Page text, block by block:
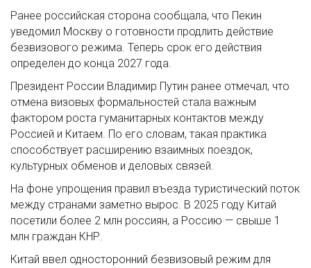
Ранее российская сторона сообщала, что Пекин
уведомил Москву о готовности продлить действие
безвизового режима. Теперь срок его действия
определен до конца 2027 года.
Президент России Владимир Путин ранее отмечал, что
отмена визовых формальностей стала важным
фактором роста гуманитарных контактов между
Россией и Китаем. По его словам, такая практика
способствует расширению взаимных поездок,
культурных обменов и деловых связей.
На фоне упрощения правил въезда туристический поток
между странами заметно вырос. В 2025 году Китай
посетили более 2 млн россиян, а Россию — свыше 1
млн граждан КНР.
Китай ввел односторонний безвизовый режим для